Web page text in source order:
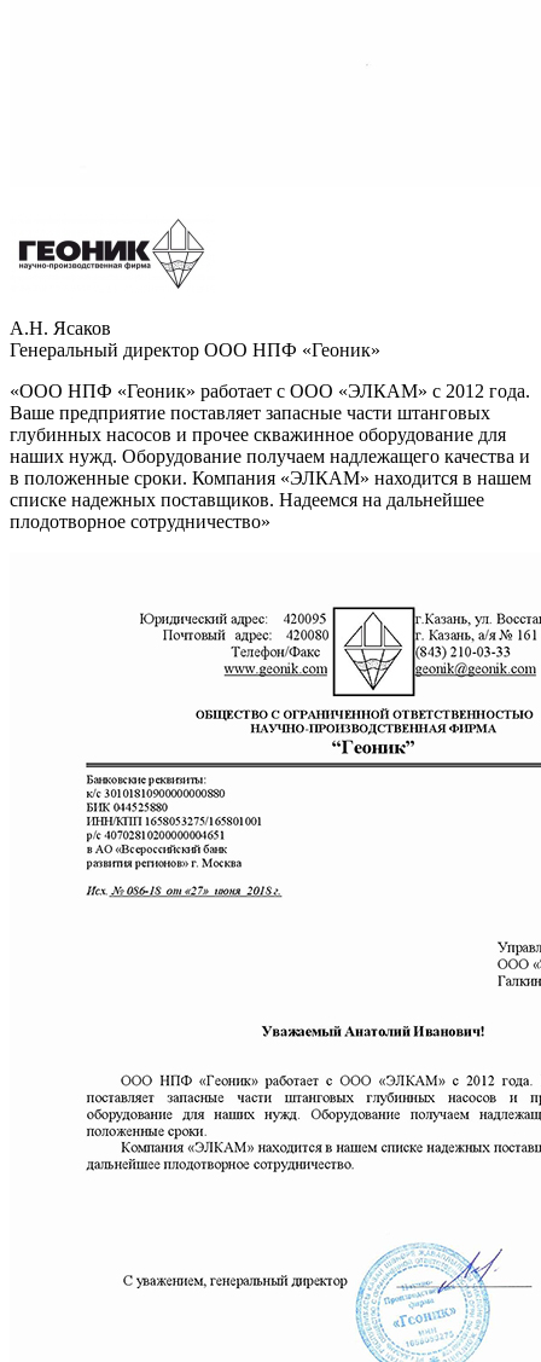
А.Н. Ясаков
Генеральный директор ООО НПФ «Геоник»
«ООО НПФ «Геоник» работает с ООО «ЭЛКАМ» с 2012 года.
Ваше предприятие поставляет запасные части штанговых
глубинных насосов и прочее скважинное оборудование для
наших нужд. Оборудование получаем надлежащего качества и
в положенные сроки. Компания «ЭЛКАМ» находится в нашем
списке надежных поставщиков. Надеемся на дальнейшее
плодотворное сотрудничество»